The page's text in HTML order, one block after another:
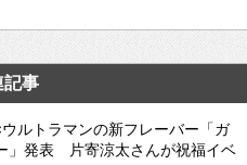
記事
ルトラマンの新フレーバー「ガ
」発表 片寄涼太さんが祝福イベ